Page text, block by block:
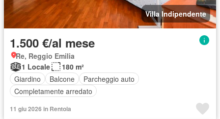
Villa Indipendente
1.500 €/al mese
Re, Reggio Emilia
1 Locale
180 m²
Giardino
Balcone
Parcheggio auto
Completamente arredato
11 giu 2026 in Rentola